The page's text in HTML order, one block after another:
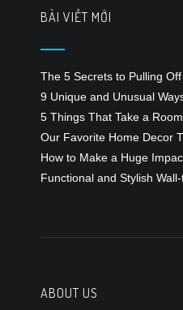
BÀI VIẾT MỚI
The 5 Secrets to Pulling
9 Unique and Unusual
5 Things That Take a
Our Favorite Home Decor
How to Make a Huge
Functional and Stylish
ABOUT US